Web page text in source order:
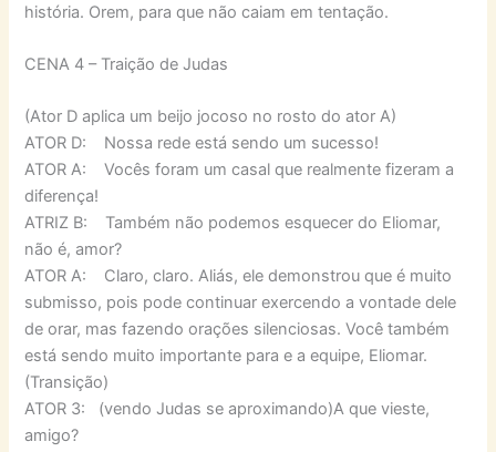
história. Orem, para que não caiam em tentação.
CENA 4 – Traição de Judas
(Ator D aplica um beijo jocoso no rosto do ator A)
ATOR D: Nossa rede está sendo um sucesso!
ATOR A: Vocês foram um casal que realmente fizeram a
diferença!
ATRIZ B: Também não podemos esquecer do Eliomar,
não é, amor?
ATOR A: Claro, claro. Aliás, ele demonstrou que é muito
submisso, pois pode continuar exercendo a vontade dele
de orar, mas fazendo orações silenciosas. Você também
está sendo muito importante para e a equipe, Eliomar.
(Transição)
ATOR 3: (vendo Judas se aproximando)A que vieste,
amigo?